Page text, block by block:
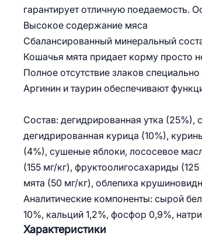
гарантирует отличную поедаемость.
Высокое содержание мяса
Сбалансированный минеральный
Кошачья мята придает корму просто
Полное отсутствие злаков
Аргинин и таурин обеспечивают
Состав: дегидрированная утка (25%),
дегидрированная курица (10%),
(4%), сушеные яблоки, лососевое
(155 мг/кг), фруктоолигосахариды
мята (50 мг/кг), облепиха
Аналитические компоненты: сырой
10%, кальций 1,2%, фосфор 0,9%,
Характеристики